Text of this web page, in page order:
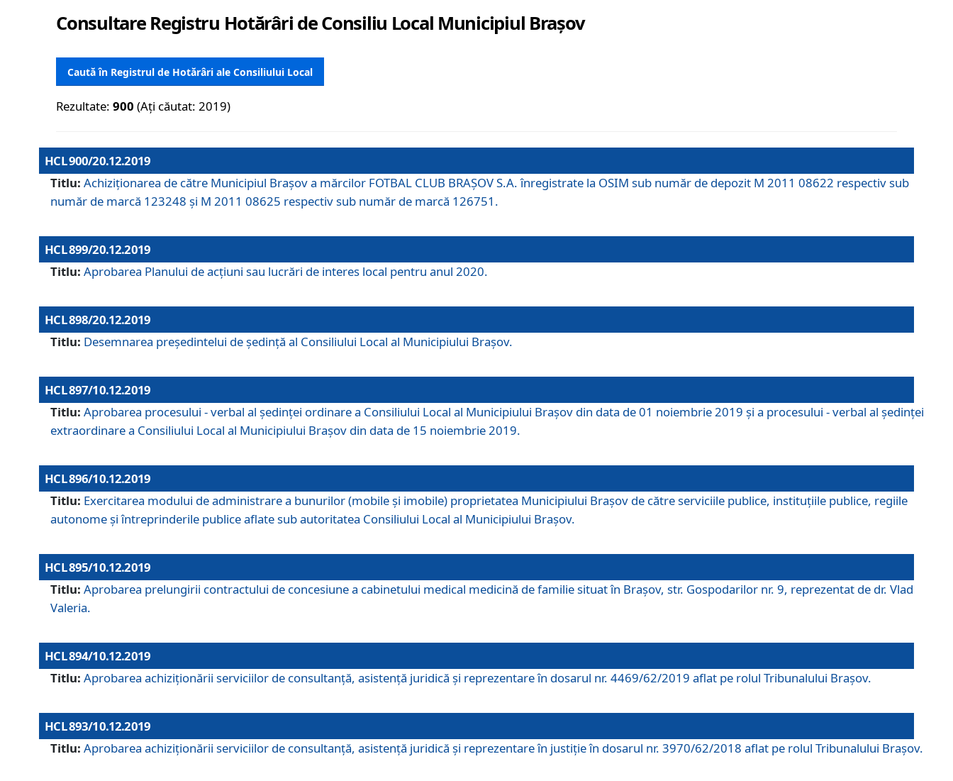
Consultare Registru Hotărâri de Consiliu Local Municipiul Brașov
Caută în Registrul de Hotărâri ale Consiliului Local
Rezultate:900 (Ați căutat: 2019)
HCL 900/20.12.2019
Titlu: Achiziționarea de către Municipiul Brașov a mărcilor FOTBAL CLUB BRAȘOV S.A. înregistrate la OSIM sub număr de depozit M 2011 08622 respectiv sub
număr de marcă 123248 și M 2011 08625 respectiv sub număr de marcă 126751.
HCL 899/20.12.2019
Titlu: Aprobarea Planului de acţiuni sau lucrări de interes local pentru anul 2020.
HCL 898/20.12.2019
Titlu: Desemnarea preşedintelui de şedinţă al Consiliului Local al Municipiului Braşov.
HCL 897/10.12.2019
Titlu: Aprobarea procesului - verbal al şedinţei ordinare a Consiliului Local al Municipiului Brașov din data de 01 noiembrie 2019 și a procesului - verbal al ședinței
extraordinare a Consiliului Local al Municipiului Brașov din data de 15 noiembrie 2019.
HCL 896/10.12.2019
Titlu: Exercitarea modului de administrare a bunurilor (mobile și imobile) proprietatea Municipiului Brașov de către serviciile publice, instituțiile publice, regiile
autonome și întreprinderile publice aflate sub autoritatea Consiliului Local al Municipiului Brașov.
HCL 895/10.12.2019
Titlu: Aprobarea prelungirii contractului de concesiune a cabinetului medical medicină de familie situat în Braşov, str. Gospodarilor nr. 9, reprezentat de dr. Vlad
Valeria.
HCL 894/10.12.2019
Titlu: Aprobarea achiziţionării serviciilor de consultanţă, asistenţă juridică şi reprezentare în dosarul nr. 4469/62/2019 aflat pe rolul Tribunalului Braşov.
HCL 893/10.12.2019
Titlu: Aprobarea achiziţionării serviciilor de consultanţă, asistenţă juridică şi reprezentare în justiţie în dosarul nr. 3970/62/2018 aflat pe rolul Tribunalului Braşov.